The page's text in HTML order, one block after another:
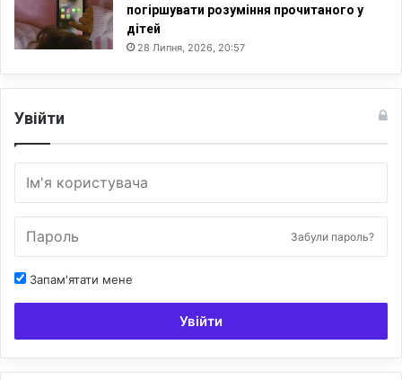
погіршувати розуміння прочитаного у
дітей
28 Липня, 2026, 20:57
Увійти
Забули пароль?
Запам'ятати мене
Увійти